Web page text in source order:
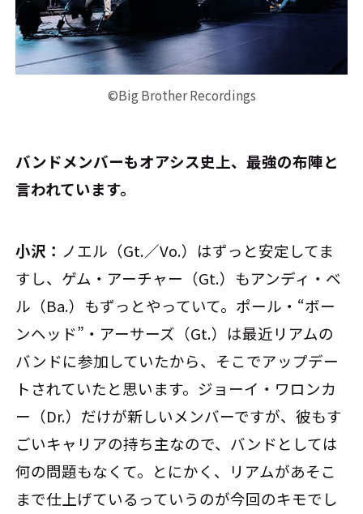
©Big Brother Recordings
――バンドメンバーもオアシス史上、最強の布陣と
言われています。
小沢： ノエル（Gt.／Vo.）はずっと安定してま
すし、ゲム・アーチャー（Gt.）もアンディ・ベ
ル（Ba.）もずっとやっていて。ポール・“ボー
ンヘッド”・アーサーズ（Gt.）は最近リアムの
バンドに参加していたから、そこでアップデー
トされていたと思います。ジョーイ・ワロンカ
ー（Dr.）だけが新しいメンバーですが、彼もす
ごいキャリアの持ち主なので、バンドとしては
何の問題もなくて。とにかく、リアムがあそこ
まで仕上げているっていうのが今回のキモでし